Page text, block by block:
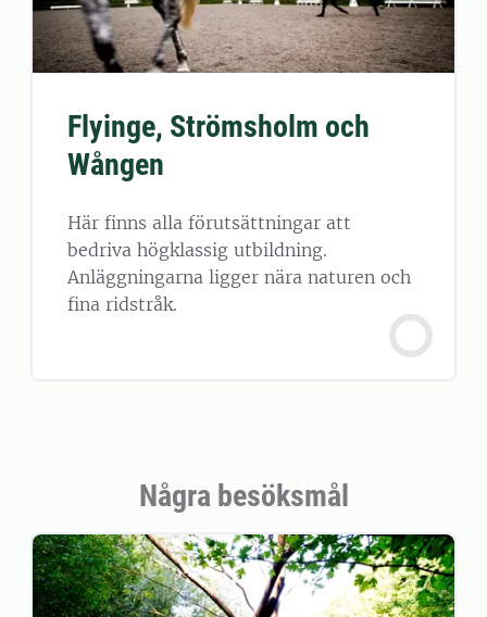
Flyinge, Strömsholm och
Wången
Här finns alla förutsättningar att
bedriva högklassig utbildning.
Anläggningarna ligger nära naturen och
fina ridstråk.
Några besöksmål